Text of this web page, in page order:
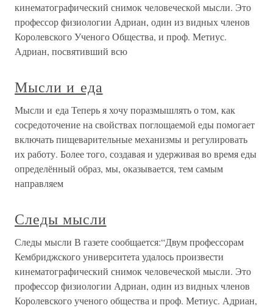
кинематографический снимок человеческой мысли. Это
профессор физиологии Адриан, один из видных членов
Королевского Ученого Общества, и проф. Метиус.
Адриан, посвятивший всю
Мысли и еда
Мысли и еда Теперь я хочу поразмышлять о том, как
сосредоточение на свойствах поглощаемой еды помогает
включать пищеварительные механизмы и регулировать
их работу. Более того, создавая и удерживая во время еды
определённый образ, мы, оказывается, тем самым
направляем
Следы мысли
Следы мысли В газете сообщается:“Двум профессорам
Кембриджского университета удалось произвести
кинематографический снимок человеческой мысли. Это
профессор физиологии Адриан, один из видных членов
Королевского ученого общества и проф. Метиус. Адриан,